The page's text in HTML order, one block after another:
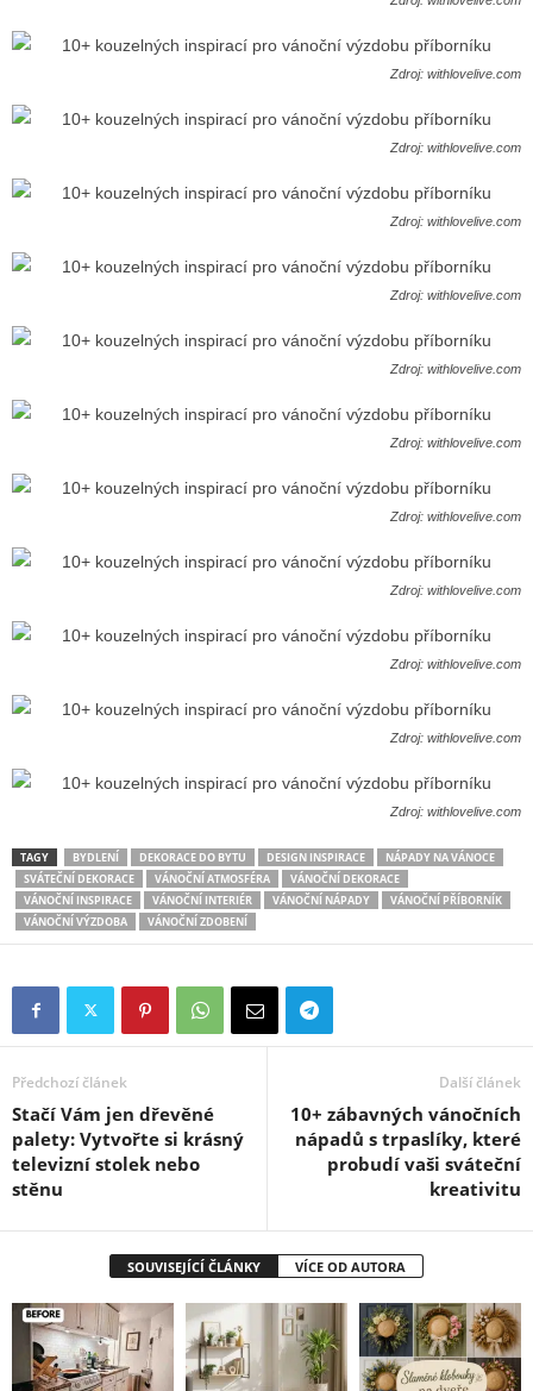
Zdroj: withlovelive.com
Zdroj: withlovelive.com
Zdroj: withlovelive.com
Zdroj: withlovelive.com
Zdroj: withlovelive.com
Zdroj: withlovelive.com
Zdroj: withlovelive.com
Zdroj: withlovelive.com
Zdroj: withlovelive.com
Zdroj: withlovelive.com
Zdroj: withlovelive.com
TAGY BYDLENÍ DEKORACE DO BYTU DESIGN INSPIRACE
NÁPADY NA VÁNOCE
SVÁTEČNÍ DEKORACE
VÁNOČNÍ ATMOSFÉRA
VÁNOČNÍ DEKORACE
VÁNOČNÍ INSPIRACE
VÁNOČNÍ INTERIÉR VÁNOČNÍ NÁPADY
VÁNOČNÍ PŘÍBORNÍK
VÁNOČNÍ VÝZDOBA
VÁNOČNÍ ZDOBENÍ
Předchozí článek
Stačí Vám jen dřevěné
palety: Vytvořte si krásný
televizní stolek nebo
stěnu
Další článek
10+ zábavných vánočních
nápadů s trpaslíky, které
probudí vaši sváteční
kreativitu
SOUVISEJÍCÍ ČLÁNKY VÍCE OD AUTORA